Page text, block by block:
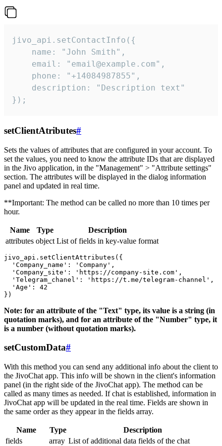
jivo_api.setContactInfo({
    name: "John Smith",
    email: "email@example.com",
    phone: "+14084987855",
    description: "Description text"
});
setClientAtributes#
Sets the values ​​of attributes that are configured in your account. To
set the values, you need to know the attribute IDs that are displayed
in the Jivo application, in the "Management" > "Attribute settings"
section. The attributes will be displayed in the dialog information
panel and updated in real time.
**Important: The method can be called no more than 10 times per
hour.
Name Type
Description
attributes object List of fields in key-value format
jivo_api.setClientAttributes({
  'Company_name': 'Company',
  'Company_site': 'https://company-site.com',
  'Telegram_chanel': 'https://t.me/telegram-channel',
  'Age': 42
Note: for an attribute of the "Text" type, its value is a string (in
quotation marks), and for an attribute of the "Number" type, it
is a number (without quotation marks).
setCustomData#
With this method you can send any additional info about the client to
the JivoChat app. This info will be shown in the client's information
panel (in the right side of the JivoChat app). The method can be
called as many times as needed. If chat is established, information in
JivoChat app will be updated in the real time. Fields are shown in
the same order as they appear in the fields array.
Name Type
Description
fields
array List of additional data fields of the chat